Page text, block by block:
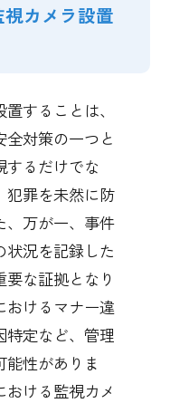
カメラ設置
することは、
対策の一つと
するだけでな
犯罪を未然に防
、万が一、事件
状況を記録した
な証拠となり
おけるマナー違
特定など、管理
性がありま
ける監視カメ